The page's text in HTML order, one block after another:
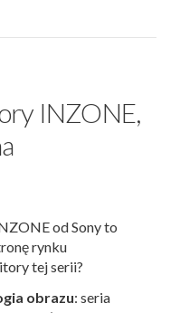
INZONE,
od Sony to
rynku
tej serii?
obrazu: seria